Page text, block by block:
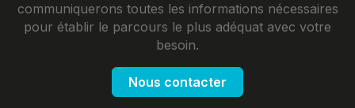
communiquerons toutes les informations nécessaires
pour établir le parcours le plus adéquat avec votre
besoin.
Nous contacter